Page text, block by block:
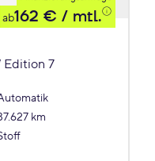
ab162 € / mtl.
Edition 7
km